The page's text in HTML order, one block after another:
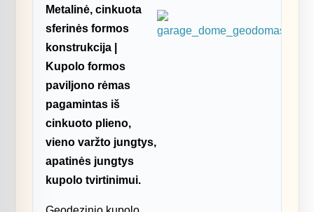
Metalinė, cinkuota
sferinės formos
konstrukcija |
Kupolo formos
paviljono rėmas
pagamintas iš
cinkuoto plieno,
vieno varžto jungtys,
apatinės jungtys
kupolo tvirtinimui.